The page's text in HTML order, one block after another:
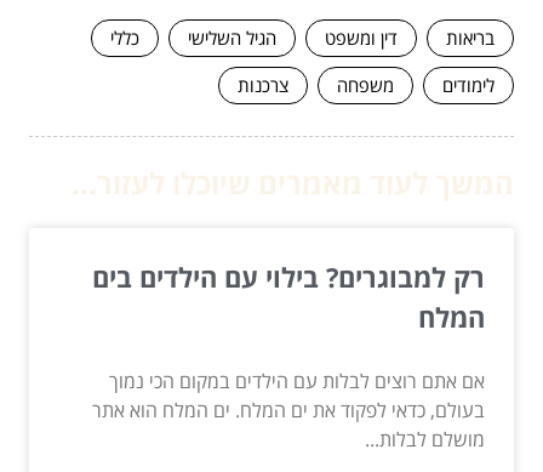
בריאות דין ומשפט הגיל השלישי
כללי
לימודים
משפחה צרכנות
רק למבוגרים? בילוי עם הילדים בים
המלח
אם אתם רוצים לבלות עם הילדים במקום הכי נמוך
בעולם, כדאי לפקוד את ים המלח. ים המלח הוא אתר
מושלם לבלות...